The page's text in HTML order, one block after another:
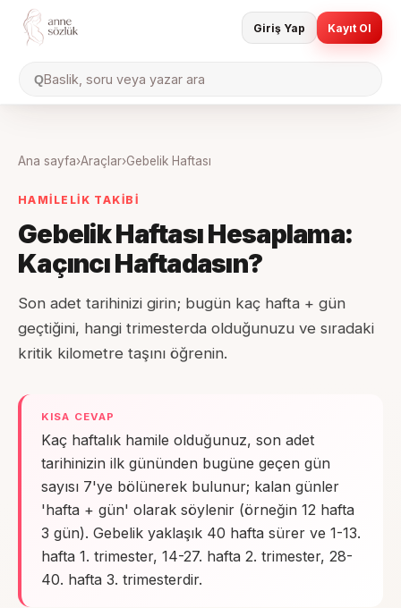
QBaslik, soru veya yazar ara
Giriş Yap Kayıt Ol
Ana sayfa›Araçlar›Gebelik Haftası
HAMİLELİK TAKİBİ
Gebelik Haftası Hesaplama:
Kaçıncı Haftadasın?
Son adet tarihinizi girin; bugün kaç hafta + gün
geçtiğini, hangi trimesterda olduğunuzu ve sıradaki
kritik kilometre taşını öğrenin.
KISA CEVAP
Kaç haftalık hamile olduğunuz, son adet
tarihinizin ilk gününden bugüne geçen gün
sayısı 7'ye bölünerek bulunur; kalan günler
'hafta + gün' olarak söylenir (örneğin 12 hafta
3 gün). Gebelik yaklaşık 40 hafta sürer ve 1-13.
hafta 1. trimester, 14-27. hafta 2. trimester, 28-
40. hafta 3. trimesterdir.